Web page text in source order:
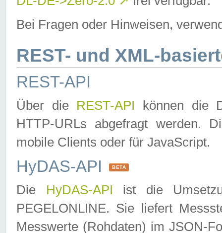
Bei Fragen oder Hinweisen,
REST- und XML-
REST-API
Über die REST-API können die
HTTP-URLs abgefragt werden.
mobile Clients oder für JavaScript.
HyDAS-API BETA
Die HyDAS-API ist die
PEGELONLINE. Sie liefert
Messwerte (Rohdaten) im JSON-